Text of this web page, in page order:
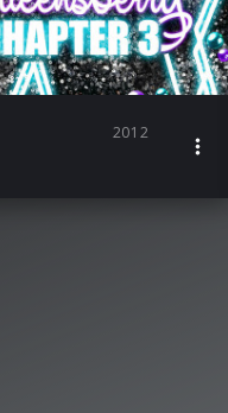
2012